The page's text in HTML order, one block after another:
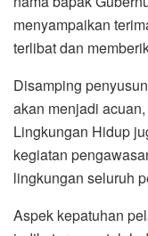
menyampaikan
terlibat dan
Disamping
akan menjadi
Lingkungan Hidup
kegiatan
lingkungan seluruh
Aspek kepatuhan